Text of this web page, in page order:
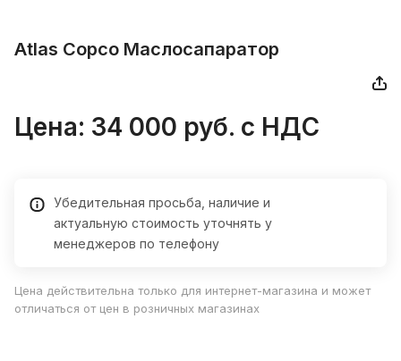
Atlas Copco Маслосапаратор
Цена: 34 000 руб. с НДС
Убедительная просьба, наличие и
актуальную стоимость уточнять у
менеджеров по телефону
Цена действительна только для интернет-магазина и может
отличаться от цен в розничных магазинах